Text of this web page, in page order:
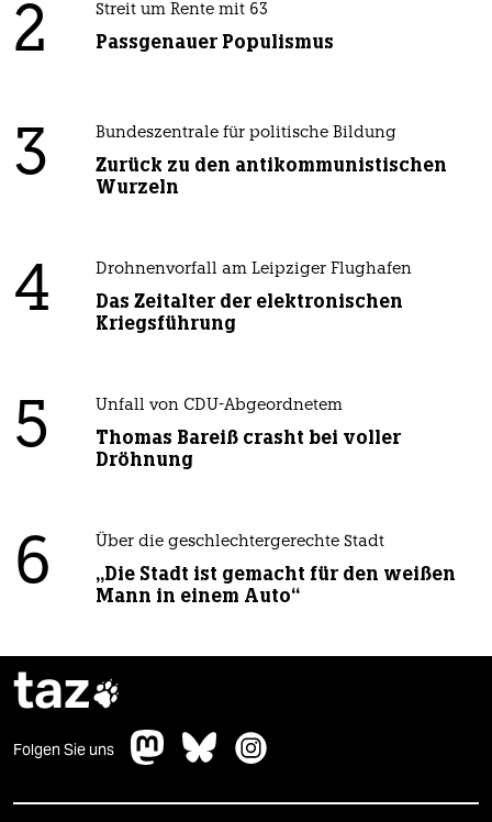
2 Streit um Rente mit 63
Passgenauer Populismus
3 Bundeszentrale für politische Bildung
Zurück zu den antikommunistischen
Wurzeln
4 Drohnenvorfall am Leipziger Flughafen
Das Zeitalter der elektronischen
Kriegsführung
5 Unfall von CDU-Abgeordnetem
Thomas Bareiß crasht bei voller
Dröhnung
6 Über die geschlechtergerechte Stadt
„Die Stadt ist gemacht für den weißen
Mann in einem Auto“
taz
Folgen Sie uns